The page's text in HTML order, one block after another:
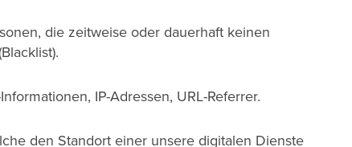
die zeitweise oder dauerhaft keinen
IP-Adressen, URL-Referrer.
den Standort einer unsere digitalen Dienste